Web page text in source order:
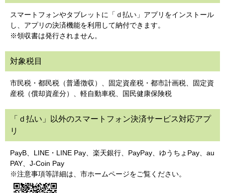
スマートフォンやタブレットに「ｄ払い」アプリをインストール
し、アプリの決済機能を利用して納付できます。
※領収書は発行されません。
対象税目
市民税・都民税（普通徴収）、固定資産税・都市計画税、固定資
産税（償却資産分）、軽自動車税、国民健康保険税
「ｄ払い」以外のスマートフォン決済サービス対応アプ
リ
PayB、LINE・LINE Pay、楽天銀行、PayPay、ゆうちょPay、au
PAY、J-Coin Pay
※注意事項等詳細は、市ホームページをご覧ください。